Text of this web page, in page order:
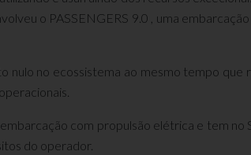
o PASSENGERS 9.0 , uma
nulo no ecossistema ao mesmo tempo
com propulsão elétrica e tem no
do operador.